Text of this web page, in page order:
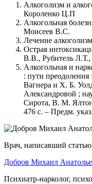
Алкоголизм и
Короленко Ц.П
Алкогольная
Моисеев В.С.
Лечение
Острая
В.В., Рубитель
Алкогольная и
: пути
Вагнера и Х. Б.
Александровой ;
Сирота, В. М.
476 с. – Предм.
Врач, написавший
Добров Михаил
Психиатр-нарколог,